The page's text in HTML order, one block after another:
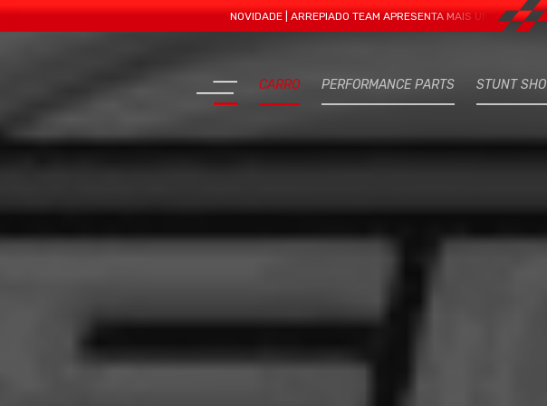
NOVIDADE | ARREPIADO TEAM APRESENTA MAIS UMA VERTENTE -
CARRO PERFORMANCE PARTS STUNT